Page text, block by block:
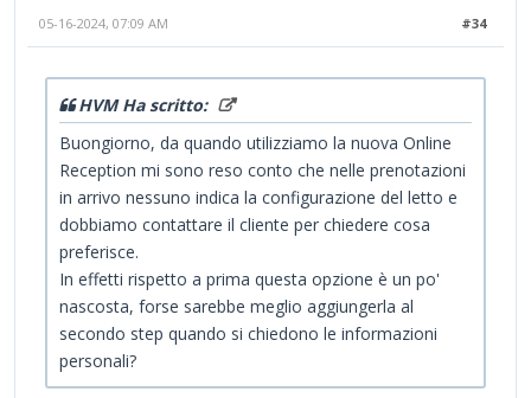
#34
05-16-2024, 07:09 AM
HVM Ha scritto:
Buongiorno, da quando utilizziamo la nuova Online
Reception mi sono reso conto che nelle prenotazioni
in arrivo nessuno indica la configurazione del letto e
dobbiamo contattare il cliente per chiedere cosa
preferisce.
In effetti rispetto a prima questa opzione è un po'
nascosta, forse sarebbe meglio aggiungerla al
secondo step quando si chiedono le informazioni
personali?